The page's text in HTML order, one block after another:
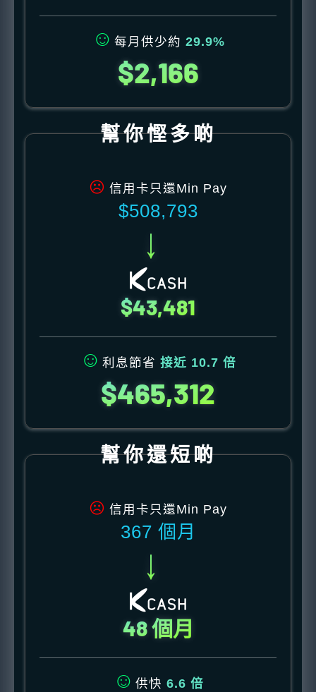
☺ 每月供少約 29.9%
$2,166
幫你慳多啲
☹ 信用卡只還Min Pay
$508,793
→
$43,481
☺ 利息節省 接近 10.7 倍
$465,312
幫你還短啲
☹ 信用卡只還Min Pay
367 個月
→
48 個月
☺ 供快 6.6 倍